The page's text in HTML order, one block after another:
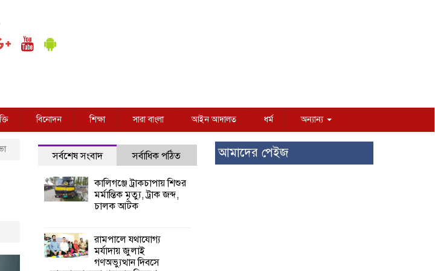
বিনোদন শিক্ষা সারা বাংলা আইন আদালত ধর্ম অন্যান্য
সর্বশেষ সংবাদ সর্বাধিক পঠিত
কালিগঞ্জে ট্রাকচাপায় শিশুর
মর্মান্তিক মৃত্যু, ট্রাক জব্দ,
চালক আটক
রামপালে যথাযোগ্য
মর্যাদায় জুলাই
গণঅভ্যুত্থান দিবসে
আমাদের পেইজ